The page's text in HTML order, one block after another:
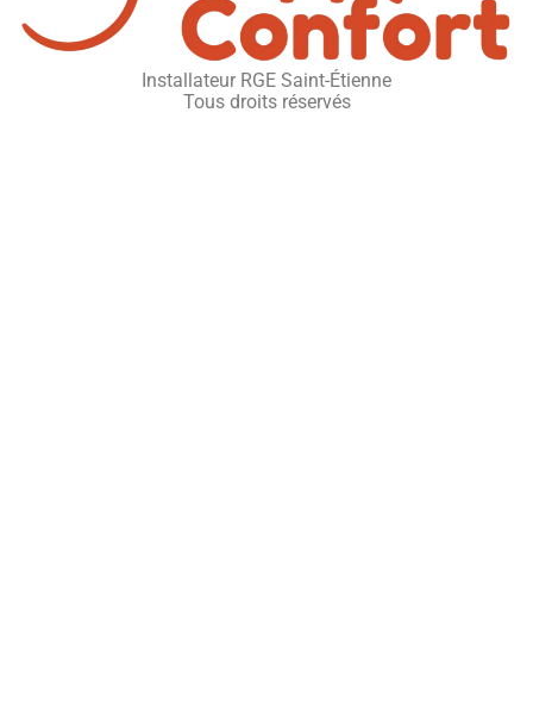
Installateur RGE Saint-Étienne
Tous droits réservés